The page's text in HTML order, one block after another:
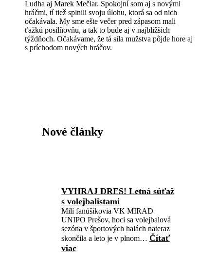
Ludha aj Marek Mečiar. Spokojní som aj s novými
hráčmi, tí tiež splnili svoju úlohu, ktorá sa od nich
očakávala. My sme ešte večer pred zápasom mali
ťažkú posilňovňu, a tak to bude aj v najbližších
týždňoch. Očakávame, že tá sila mužstva pôjde hore aj
s príchodom nových hráčov.
Nové články
VYHRAJ DRES! Letná súťaž
s volejbalistami
Milí fanúšikovia VK MIRAD
UNIPO Prešov, hoci sa volejbalová
sezóna v športových halách nateraz
skončila a leto je v plnom… Čítať
viac: